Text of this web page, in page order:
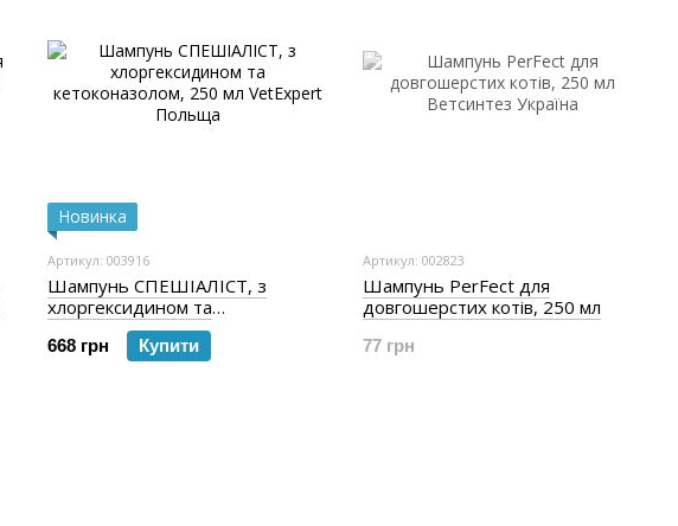
Новинка
Артикул: 003916
Шампунь СПЕШІАЛІСТ, з
хлоргексидином та
кетоконазолом, 250 мл
668 грн Купити
Артикул: 002823
Шампунь PerFect для
довгошерстих котів, 250 мл
77 грн